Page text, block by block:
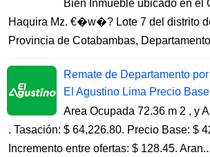
Bien Inmueble ubicado en el
Haquira Mz. €�w�? Lote 7 del distrito
Provincia de Cotabambas,
Remate de Departamento
El Agustino Lima Precio
Area Ocupada 72.36 m 2 , y
. Tasación: $ 64,226.80. Precio Base: $
Incremento entre ofertas: $ 128.45. Aran...